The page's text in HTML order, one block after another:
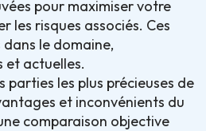
pour maximiser votre
les risques associés. Ces
dans le domaine,
actuelles.
parties les plus précieuses de
et inconvénients du
comparaison objective